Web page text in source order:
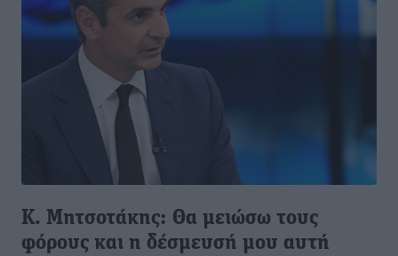
Κ. Μητσοτάκης: Θα μειώσω τους
φόρους και η δέσμευσή μου αυτή